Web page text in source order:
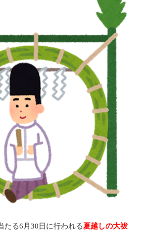
たる6月30日に行われる夏越しの大祓